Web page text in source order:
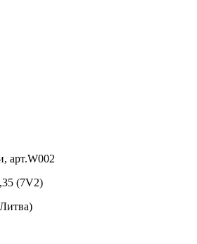
арт.W002
(7V2)